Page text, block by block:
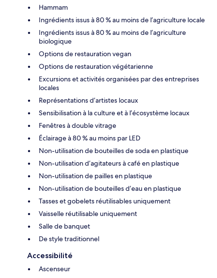
Hammam
Ingrédients issus à 80 % au moins de l’agriculture locale
Ingrédients issus à 80 % au moins de l’agriculture
biologique
Options de restauration vegan
Options de restauration végétarienne
Excursions et activités organisées par des entreprises
locales
Représentations d’artistes locaux
Sensibilisation à la culture et à l’écosystème locaux
Fenêtres à double vitrage
Éclairage à 80 % au moins par LED
Non-utilisation de bouteilles de soda en plastique
Non-utilisation d’agitateurs à café en plastique
Non-utilisation de pailles en plastique
Non-utilisation de bouteilles d’eau en plastique
Tasses et gobelets réutilisables uniquement
Vaisselle réutilisable uniquement
Salle de banquet
De style traditionnel
Accessibilité
Ascenseur